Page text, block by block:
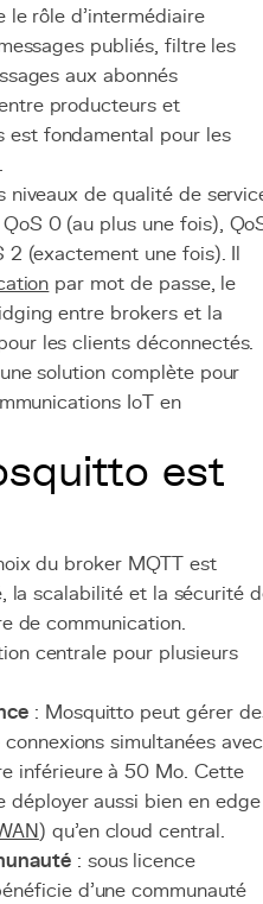
le rôle d'intermédiaire
publiés, filtre les
aux abonnés
producteurs et
est fondamental pour les
de qualité de
0 (au plus une fois),
2 (exactement une fois). Il
par mot de passe, le
entre brokers et la
les clients déconnectés.
solution complète pour
IoT en
est
du broker MQTT est
la scalabilité et la sécurité
de communication.
centrale pour plusieurs
: Mosquitto peut gérer
simultanées avec
inférieure à 50 Mo. Cette
aussi bien en edge
) qu'en cloud central.
: sous licence
d'une communauté